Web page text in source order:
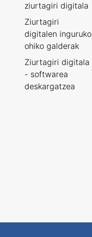
ziurtagiri digitala
Ziurtagiri
digitalen inguruko
ohiko galderak
Ziurtagiri digitala
- softwarea
deskargatzea